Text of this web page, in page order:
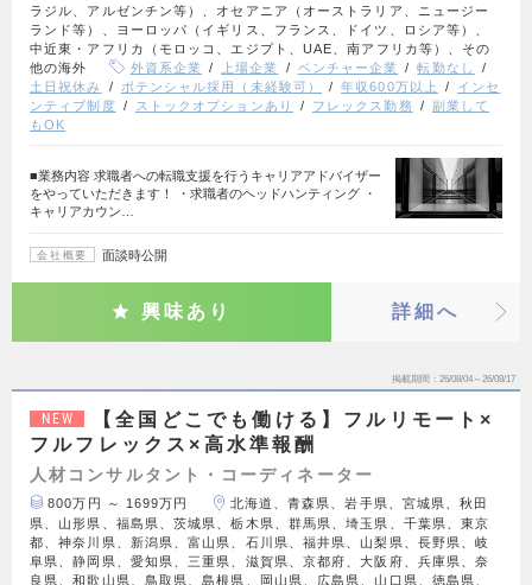
ラジル、アルゼンチン等）、オセアニア（オーストラリア、ニュージー
ランド等）、ヨーロッパ（イギリス、フランス、ドイツ、ロシア等）、
中近東・アフリカ（モロッコ、エジプト、UAE、南アフリカ等）、その
他の海外
外資系企業 上場企業 ベンチャー企業
転勤なし
土日祝休み
ポテンシャル採用（未経験可） 年収600万以上
インセ
ンティブ制度
ストックオプションあり フレックス勤務
副業して
もOK
■業務内容 求職者への転職支援を行うキャリアアドバイザー
をやっていただきます！ ・求職者のヘッドハンティング ・
キャリアカウン…
会社概要 面談時公開
興味あり 詳細へ
掲載期間 26/08/04～26/08/17
NEW
【全国どこでも働ける】フルリモート×
フルフレックス×高水準報酬
人材コンサルタント・コーディネーター
800万円 ～ 1699万円
北海道、青森県、岩手県、宮城県、秋田
県、山形県、福島県、茨城県、栃木県、群馬県、埼玉県、千葉県、東京
都、神奈川県、新潟県、富山県、石川県、福井県、山梨県、長野県、岐
阜県、静岡県、愛知県、三重県、滋賀県、京都府、大阪府、兵庫県、奈
良県、和歌山県、鳥取県、島根県、岡山県、広島県、山口県、徳島県、